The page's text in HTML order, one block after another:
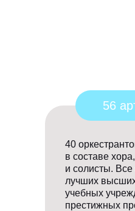
40
в составе
и солисты.
лучших
учебных
престижных
56